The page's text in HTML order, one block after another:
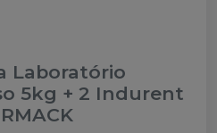
Laboratório
5kg + 2 Indurent